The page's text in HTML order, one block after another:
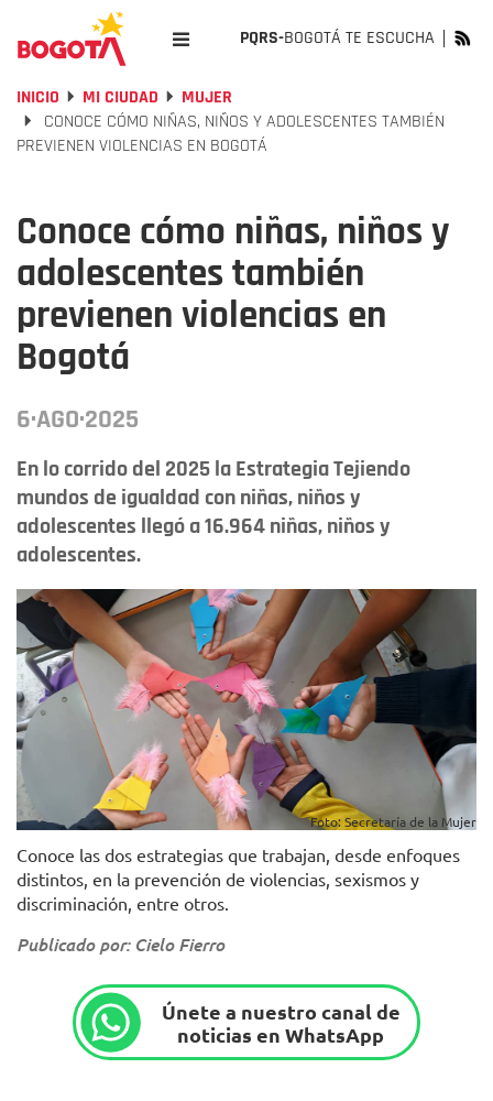
PQRS-BOGOTÁ TE ESCUCHA
INICIO MI CIUDAD
MUJER
CONOCE CÓMO NIÑAS, NIÑOS Y ADOLESCENTES TAMBIÉN
PREVIENEN VIOLENCIAS EN BOGOTÁ
Conoce cómo niñas, niños y
adolescentes también
previenen violencias en
Bogotá
6·AGO·2025
En lo corrido del 2025 la Estrategia Tejiendo
mundos de igualdad con niñas, niños y
adolescentes llegó a 16.964 niñas, niños y
adolescentes.
Foto: Secretaría de la Mujer
Conoce las dos estrategias que trabajan, desde enfoques
distintos, en la prevención de violencias, sexismos y
discriminación, entre otros.
Publicado por: Cielo Fierro
Únete a nuestro canal de
noticias en WhatsApp